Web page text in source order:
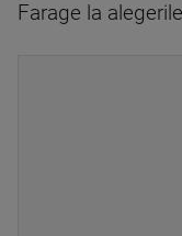
Farage la